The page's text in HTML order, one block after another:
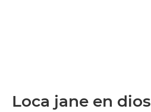
Loca jane en dios